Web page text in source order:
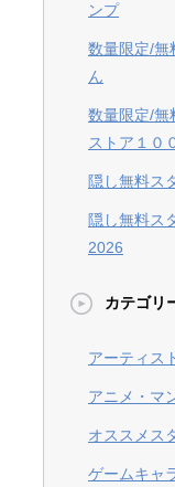
ンプ
数量限定/無
ん
数量限定/無
ストア１０
隠し無料ス
隠し無料ス
2026
カテゴリ
アーティス
アニメ・マ
オススメス
ゲームキャ